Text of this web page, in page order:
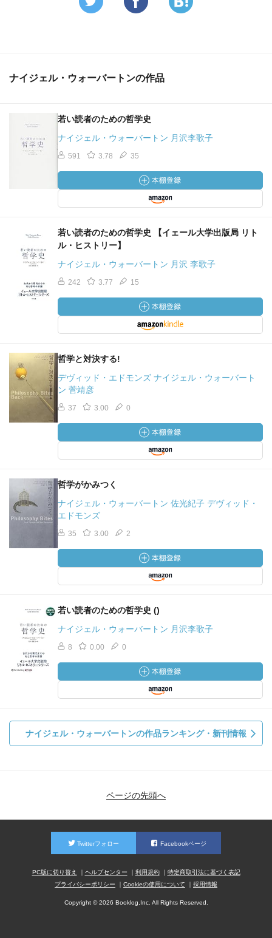
ナイジェル・ウォーバートンの作品
若い読者のための哲学史
ナイジェル・ウォーバートン 月沢李歌子
591 3.78 35
若い読者のための哲学史 【イェール大学出版局 リト
ル・ヒストリー】
ナイジェル・ウォーバートン 月沢 李歌子
242 3.77 15
哲学と対決する!
デヴィッド・エドモンズ ナイジェル・ウォーバート
ン 菅靖彦
37 3.00 0
哲学がかみつく
ナイジェル・ウォーバートン 佐光紀子 デヴィッド・
エドモンズ
35 3.00 2
若い読者のための哲学史 ()
ナイジェル・ウォーバートン 月沢李歌子
8 0.00 0
ナイジェル・ウォーバートンの作品ランキング・新刊情報
ページの先頭へ
Twitterフォロー Facebookページ
PC版に切り替え ヘルプセンター 利用規約
特定商取引法に基づく表記
プライバシーポリシー
Cookieの使用について 採用情報
Copyright © 2026 Booklog,Inc. All Rights Reserved.